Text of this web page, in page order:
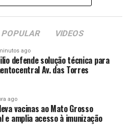
por
melhor
tributário,
é mais
já está trabalhando
POPULAR VIDEOS
ago
defende solução técnica para
Av. das Torres
ago
vacinas ao Mato Grosso
e amplia acesso à imunização